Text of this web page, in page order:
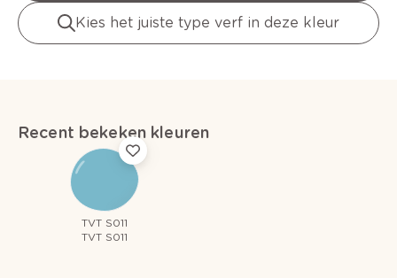
Kies het juiste type verf in deze kleur
Recent bekeken kleuren
TVT S011
TVT S011